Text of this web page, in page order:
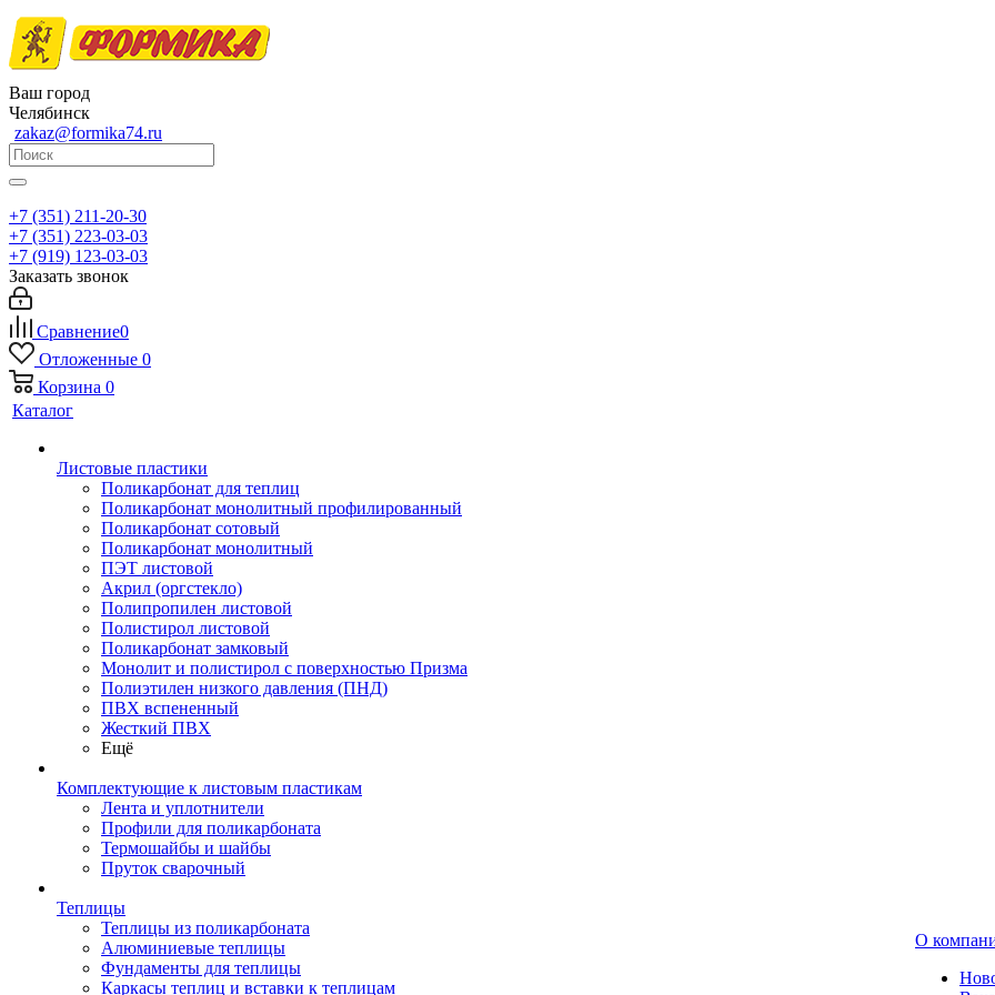
Ваш город
Челябинск
zakaz@formika74.ru
+7 (351) 211-20-30
+7 (351) 223-03-03
+7 (919) 123-03-03
Заказать звонок
Сравнение0
Отложенные 0
Корзина 0
Каталог
Листовые пластики
Поликарбонат для теплиц
Поликарбонат монолитный профилированный
Поликарбонат сотовый
Поликарбонат монолитный
ПЭТ листовой
Акрил (оргстекло)
Полипропилен листовой
Полистирол листовой
Поликарбонат замковый
Монолит и полистирол с поверхностью Призма
Полиэтилен низкого давления (ПНД)
ПВХ вспененный
Жесткий ПВХ
Ещё
Комплектующие к листовым пластикам
Лента и уплотнители
Профили для поликарбоната
Термошайбы и шайбы
Пруток сварочный
Теплицы
Теплицы из поликарбоната
Алюминиевые теплицы
Фундаменты для теплицы
Каркасы теплиц и вставки к теплицам
О